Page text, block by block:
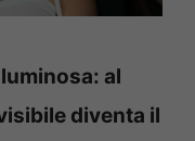
al
diventa il